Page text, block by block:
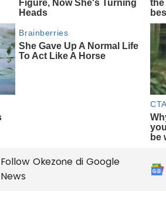
Follow Okezone di Google
News